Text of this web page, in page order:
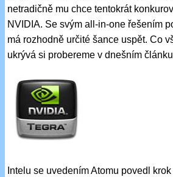
netradičně mu chce tentokrát
NVIDIA. Se svým all-in-one řešením
má rozhodně určité šance uspět. Co
ukrývá si probereme v dnešním
Intelu se uvedením Atomu povedl